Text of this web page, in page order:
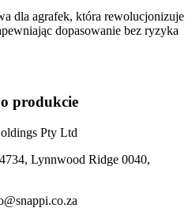
dla agrafek, która rewolucjonizuje
dopasowanie bez ryzyka
o produkcie
Pty Ltd
Lynnwood Ridge 0040,